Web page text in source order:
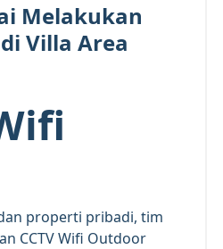
Melakukan
Villa Area
properti pribadi, tim
CCTV Wifi Outdoor